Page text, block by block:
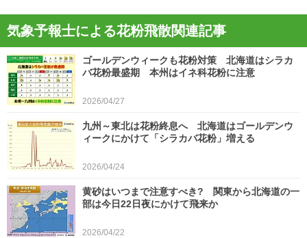
気象予報士による花粉飛散関連記事
ゴールデンウィークも花粉対策 北海道はシラカ
バ花粉最盛期 本州はイネ科花粉に注意
2026/04/27
九州～東北は花粉終息へ 北海道はゴールデンウ
ィークにかけて「シラカバ花粉」増える
2026/04/24
黄砂はいつまで注意すべき? 関東から北海道の一
部は今日22日夜にかけて飛来か
2026/04/22